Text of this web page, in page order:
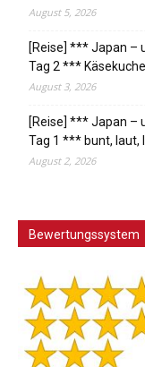
August 5, 2026
[Reise] *** Japan –
Tag 2 ***
August 3, 2026
[Reise] *** Japan –
Tag 1 *** bunt, laut,
August 2, 2026
Bewertungssystem